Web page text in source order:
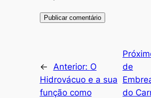
← Anterior: O
Hidrovácuo e a sua
função como
de
do